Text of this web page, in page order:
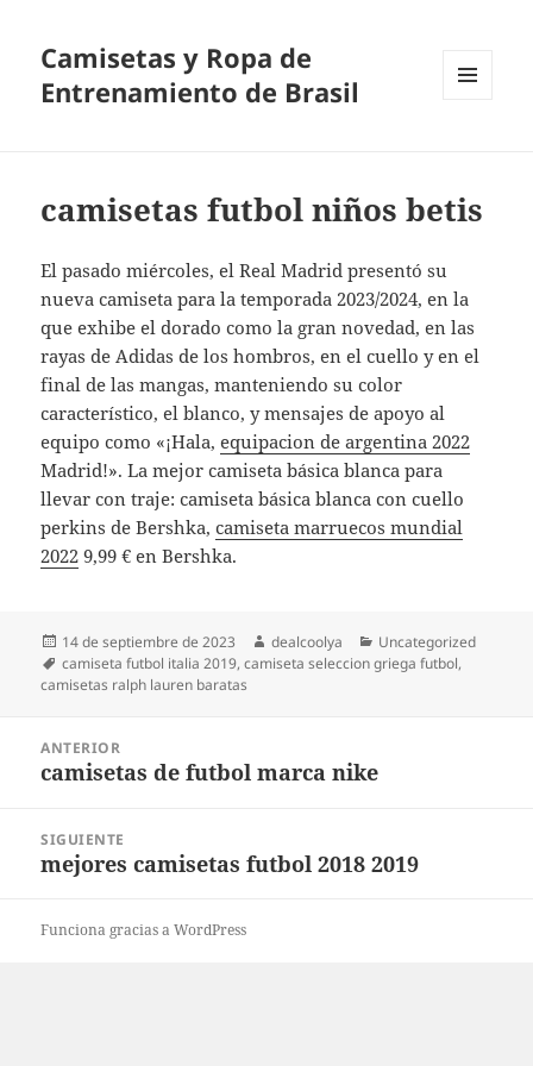
Camisetas y Ropa de
Entrenamiento de Brasil
camisetas futbol niños betis
El pasado miércoles, el Real Madrid presentó su
nueva camiseta para la temporada 2023/2024, en la
que exhibe el dorado como la gran novedad, en las
rayas de Adidas de los hombros, en el cuello y en el
final de las mangas, manteniendo su color
característico, el blanco, y mensajes de apoyo al
equipo como «¡Hala,equipacion de argentina 2022
Madrid!». La mejor camiseta básica blanca para
llevar con traje: camiseta básica blanca con cuello
perkins de Bershka,camiseta marruecos mundial
2022 9,99 € en Bershka.
Publicado
el
14 de septiembre de 2023 Autor
dealcoolya Categorías
Uncategorized
Etiquetas
camiseta futbol italia 2019,camiseta seleccion griega futbol,
camisetas ralph lauren baratas
entradas
ANTERIOR
Entrada
camisetas de futbol marca nike
SIGUIENTE
Entrada
mejores camisetas futbol 2018 2019
Funciona gracias a WordPress